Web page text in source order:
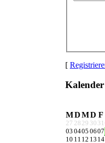
[
Kalender
MDMD F
27 28 29 30 31
03 0405 0607
10 11 12 13 14